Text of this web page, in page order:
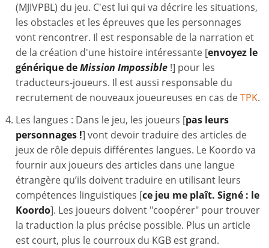
(MJIVPBL) du jeu. C'est lui qui va décrire les situations,
les obstacles et les épreuves que les personnages
vont rencontrer. Il est responsable de la narration et
de la création d'une histoire intéressante [envoyez le
générique deMission Impossible !] pour les
traducteurs-joueurs. Il est aussi responsable du
recrutement de nouveaux joueureuses en cas deTPK.
Les langues : Dans le jeu, les joueurs [pas leurs
personnages !] vont devoir traduire des articles de
jeux de rôle depuis différentes langues. Le Koordo va
fournir aux joueurs des articles dans une langue
étrangère qu’ils doivent traduire en utilisant leurs
compétences linguistiques [ce jeu me plaît. Signé : le
Koordo]. Les joueurs doivent "coopérer" pour trouver
la traduction la plus précise possible. Plus un article
est court, plus le courroux du KGB est grand.